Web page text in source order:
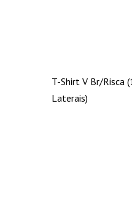
T-Shirt V Br/Risca
Laterais)